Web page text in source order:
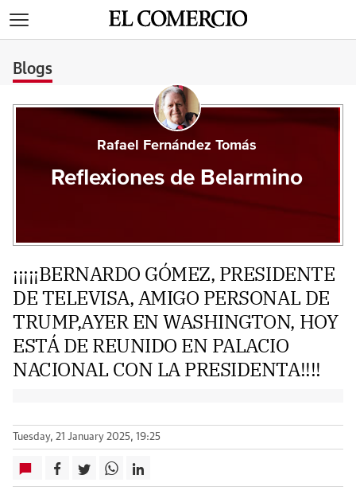
Blogs
Rafael Fernández Tomás
Reflexiones de Belarmino
¡¡¡¡¡BERNARDO GÓMEZ, PRESIDENTE
DE TELEVISA, AMIGO PERSONAL DE
TRUMP,AYER EN WASHINGTON, HOY
ESTÁ DE REUNIDO EN PALACIO
NACIONAL CON LA PRESIDENTA!!!!
Tuesday, 21 January 2025, 19:25